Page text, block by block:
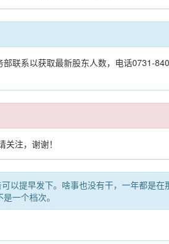
联系以获取最新股东人数，电话0731-
注，谢谢！
提早发下。啥事也没有干，一年都是在
一个档次。